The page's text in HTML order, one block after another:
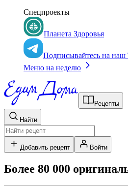
Спецпроекты
Планета Здоровья
Подписывайтесь на наш
Меню на неделю
Рецепты
Найти
Добавить рецепт Войти
Более 80 000